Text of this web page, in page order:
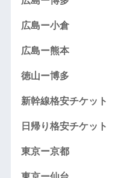
広島ー小倉
広島ー熊本
徳山ー博多
新幹線格安チケット
日帰り格安チケット
東京ー京都